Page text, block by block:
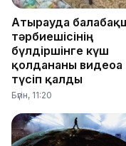
Атырауда
тәрбиешісінің
бүлдіршінге күш
қолданғаны видеоға
түсіп қалды
Бүгін, 11:20